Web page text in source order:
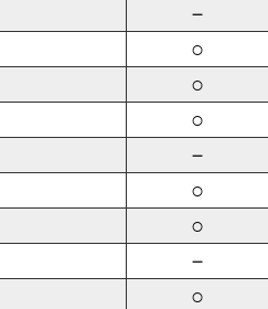
－
○
○
○
－
○
○
－
○